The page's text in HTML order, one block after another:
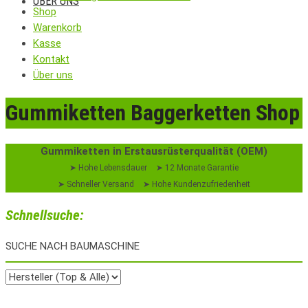
Shop
Warenkorb
Kasse
Kontakt
Über uns
Gummiketten Baggerketten Shop
Gummiketten in Erstausrüsterqualität (OEM)
➤ Hohe Lebensdauer
➤ 12 Monate Garantie
➤ Schneller Versand
➤ Hohe Kundenzufriedenheit
Schnellsuche:
SUCHE NACH BAUMASCHINE